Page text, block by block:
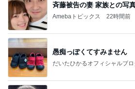
斉藤被告の妻 家族との写
Amebaトピックス 22時間前
愚痴っぽくてすみません
だいたひかるオフィシャルブロ